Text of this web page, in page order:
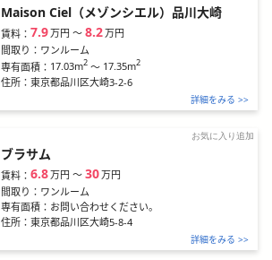
Maison Ciel（メゾンシエル）品川大崎
賃料：7.9万円〜 8.2万円
間取り： ワンルーム
専有面積： 17.03m2 ～ 17.35m2
住所：東京都品川区大崎3-2-6
詳細をみる >>
お気に入り追加
ブラサム
賃料：6.8万円〜 30万円
間取り： ワンルーム
専有面積： お問い合わせください。
住所：東京都品川区大崎5-8-4
詳細をみる >>